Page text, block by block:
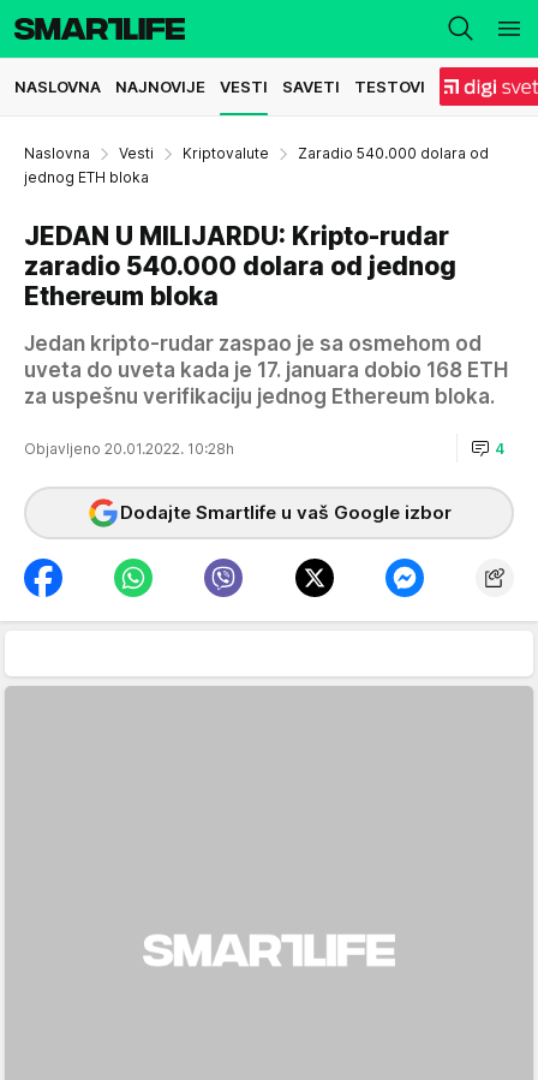
NASLOVNA NAJNOVIJE VESTI SAVETI TESTOVI
Naslovna Vesti Kriptovalute
Zaradio 540.000 dolara od
jednog ETH bloka
JEDAN U MILIJARDU: Kripto-rudar
zaradio 540.000 dolara od jednog
Ethereum bloka
Jedan kripto-rudar zaspao je sa osmehom od
uveta do uveta kada je 17. januara dobio 168 ETH
za uspešnu verifikaciju jednog Ethereum bloka.
Objavljeno 20.01.2022. 10:28h 4
Dodajte Smartlife u vaš Google izbor